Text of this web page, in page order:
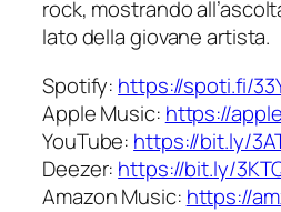
rock, mostrando
lato della giovane artista.
Spotify: https://spoti.fi/
Apple Music: https://
YouTube: https://bit.ly/
Deezer: https://bit.ly/
Amazon Music: https://